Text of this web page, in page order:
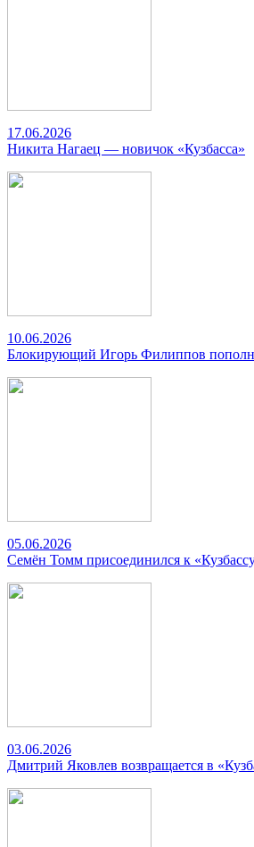
17.06.2026
Никита Нагаец — новичок «Кузбасса»
10.06.2026
Блокирующий Игорь Филиппов
05.06.2026
Семён Томм присоединился к
03.06.2026
Дмитрий Яковлев возвращается в